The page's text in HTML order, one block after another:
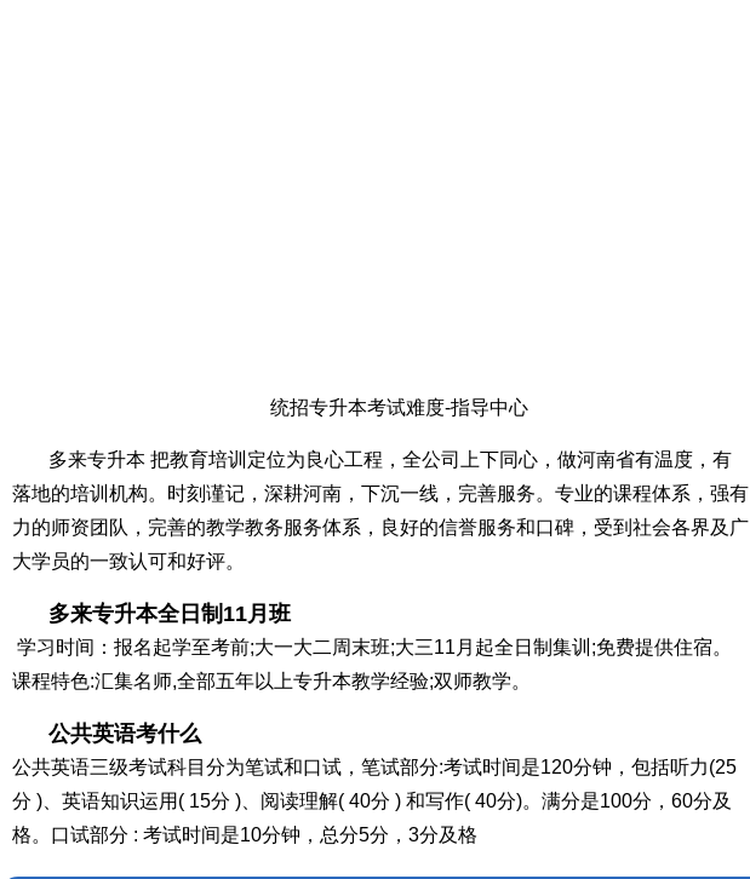
统招专升本考试难度-指导中心
多来专升本 把教育培训定位为良心工程，全公司上下同心，做河南省有温度，有
落地的培训机构。时刻谨记，深耕河南，下沉一线，完善服务。专业的课程体系，强有
力的师资团队，完善的教学教务服务体系，良好的信誉服务和口碑，受到社会各界及广
大学员的一致认可和好评。
多来专升本全日制11月班
学习时间：报名起学至考前;大一大二周末班;大三11月起全日制集训;免费提供住宿。
课程特色:汇集名师,全部五年以上专升本教学经验;双师教学。
公共英语考什么
公共英语三级考试科目分为笔试和口试，笔试部分:考试时间是120分钟，包括听力(25
分 )、英语知识运用( 15分 )、阅读理解( 40分 ) 和写作( 40分)。满分是100分，60分及
格。口试部分 : 考试时间是10分钟，总分5分，3分及格